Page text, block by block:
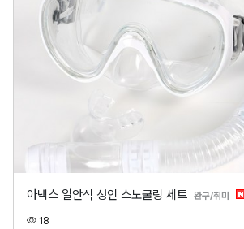
아넥스 일안식 성인 스노쿨링 세트 완구/취미 분류
18